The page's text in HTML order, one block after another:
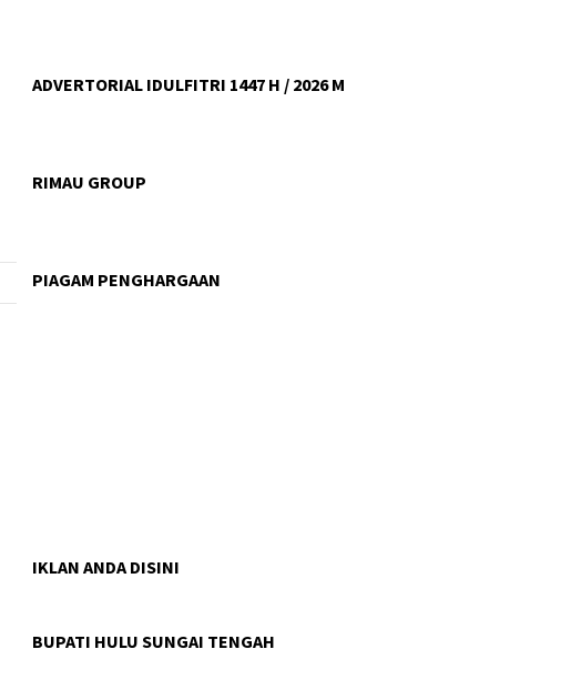
ADVERTORIAL IDULFITRI 1447 H / 2026 M
RIMAU GROUP
PIAGAM PENGHARGAAN
IKLAN ANDA DISINI
BUPATI HULU SUNGAI TENGAH